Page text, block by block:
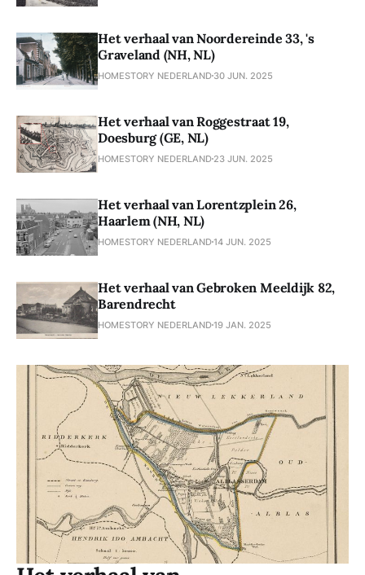
Het verhaal van Noordereinde 33, 's
Graveland (NH, NL)
HOMESTORY NEDERLAND 30 JUN. 2025
Het verhaal van Roggestraat 19,
Doesburg (GE, NL)
HOMESTORY NEDERLAND 23 JUN. 2025
Het verhaal van Lorentzplein 26,
Haarlem (NH, NL)
HOMESTORY NEDERLAND14 JUN. 2025
Het verhaal van Gebroken Meeldijk 82,
Barendrecht
HOMESTORY NEDERLAND19 JAN. 2025